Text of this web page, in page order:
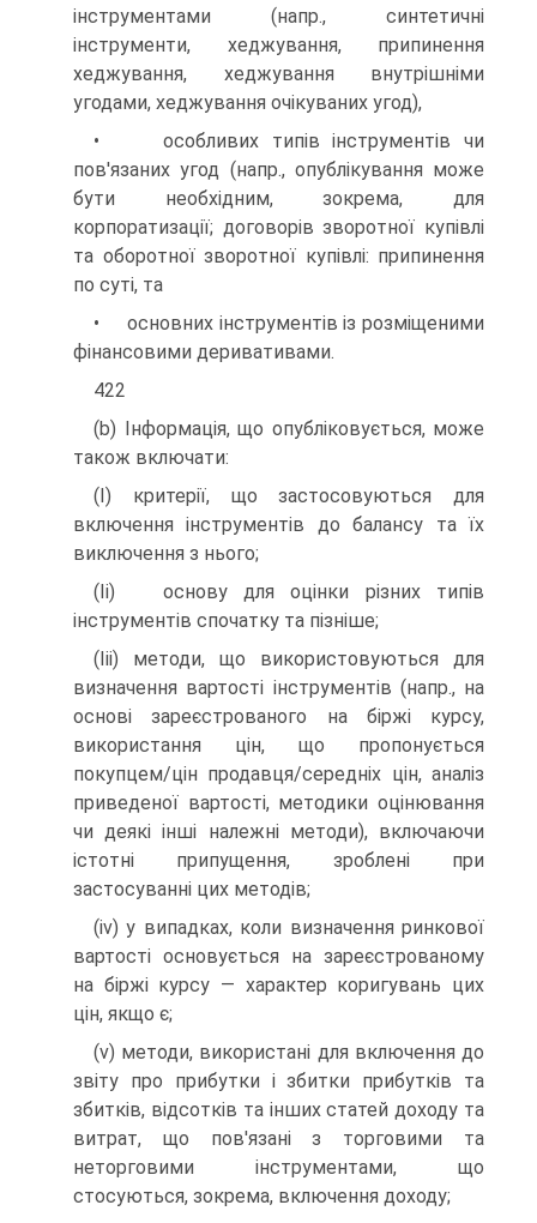
інструментами (напр., синтетичні
інструменти, хеджування, припинення
хеджування, хеджування внутрішніми
угодами, хеджування очікуваних угод),
• особливих типів інструментів чи
пов'язаних угод (напр., опублікування може
бути необхідним, зокрема, для
корпоратизації; договорів зворотної купівлі
та оборотної зворотної купівлі: припинення
по суті, та
• основних інструментів із розміщеними
фінансовими деривативами.
422
(b) Інформація, що опубліковується, може
також включати:
(І) критерії, що застосовуються для
включення інструментів до балансу та їх
виключення з нього;
(Іі) основу для оцінки різних типів
інструментів спочатку та пізніше;
(Ііі) методи, що використовуються для
визначення вартості інструментів (напр., на
основі зареєстрованого на біржі курсу,
використання цін, що пропонується
покупцем/цін продавця/середніх цін, аналіз
приведеної вартості, методики оцінювання
чи деякі інші належні методи), включаючи
істотні припущення, зроблені при
застосуванні цих методів;
(iv) у випадках, коли визначення ринкової
вартості основується на зареєстрованому
на біржі курсу — характер коригувань цих
цін, якщо є;
(v) методи, використані для включення до
звіту про прибутки і збитки прибутків та
збитків, відсотків та інших статей доходу та
витрат, що пов'язані з торговими та
неторговими інструментами, що
стосуються, зокрема, включення доходу;